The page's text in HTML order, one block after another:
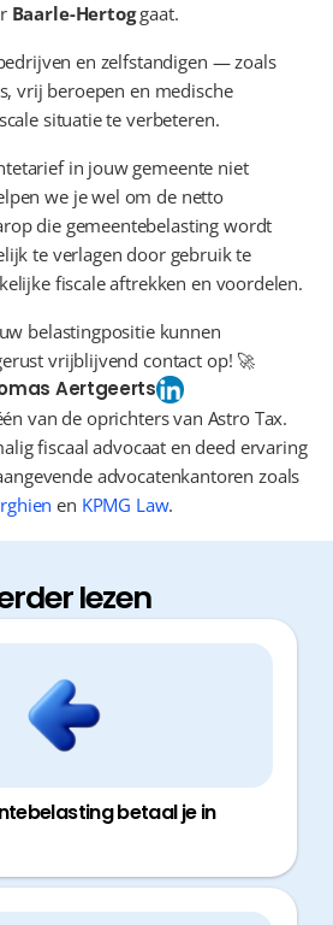
Baarle-Hertog gaat.
en zelfstandigen — zoals
vrij beroepen en medische
situatie te verbeteren.
in jouw gemeente niet
kunnen veranderen, helpen we je wel om de netto
die gemeentebelasting wordt
te verlagen door gebruik te
fiscale aftrekken en voordelen.
belastingpositie kunnen
vrijblijvend contact op! 🚀
Aertgeerts
van de oprichters van Astro Tax.
fiscaal advocaat en deed ervaring
advocatenkantoren zoals
en KPMG Law.
lezen
betaal je in